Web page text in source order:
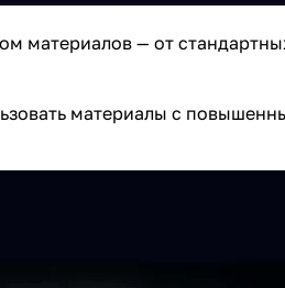
материалов — от
материалы с